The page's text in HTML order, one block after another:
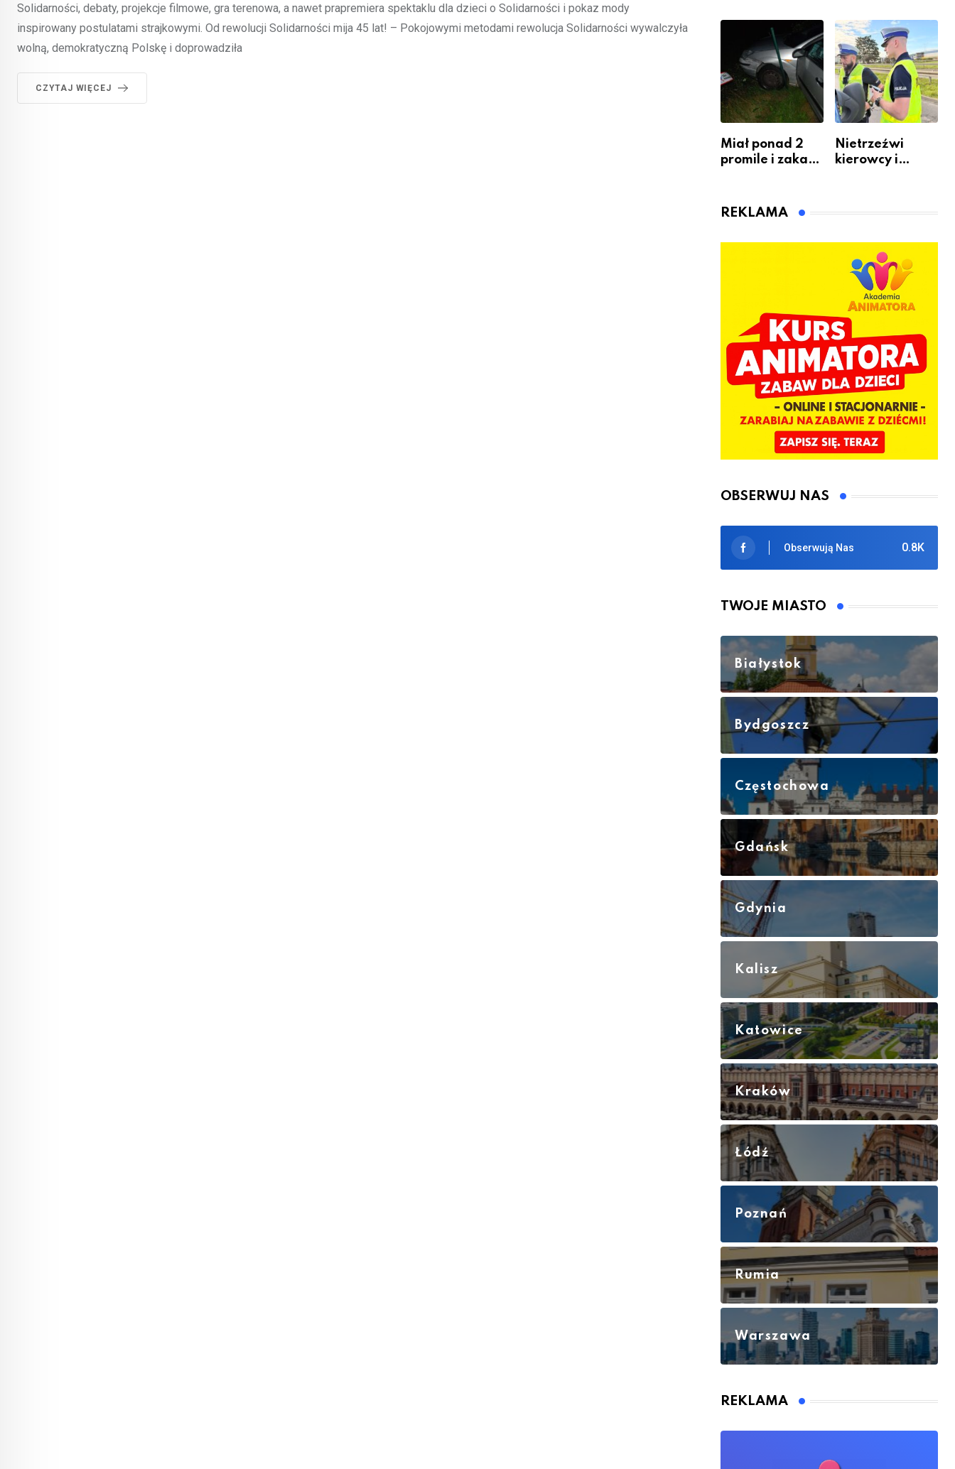
Solidarności, debaty, projekcje filmowe, gra terenowa, a nawet prapremiera spektaklu dla dzieci o Solidarności i pokaz mody
inspirowany postulatami strajkowymi. Od rewolucji Solidarności mija 45 lat! – Pokojowymi metodami rewolucja Solidarności wywalczyła
wolną, demokratyczną Polskę i doprowadziła
CZYTAJ WIĘCEJ
krawiectwo
zawodem
przyszłości i
gdzie się go
nauczyć?
wybuchu
Powstania
Warszawskiego
Miał ponad 2
promile i zakaz
kierownicę w
Nietrzeźwi
kierowcy i
REKLAMA
OBSERWUJ NAS
0.8K
Obserwują Nas
TWOJE MIASTO
Białystok
Bydgoszcz
Częstochowa
Gdańsk
Gdynia
Kalisz
Katowice
Kraków
Łódź
Poznań
Rumia
Warszawa
REKLAMA